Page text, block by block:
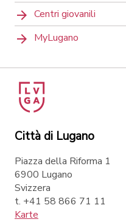
Centri giovanili
MyLugano
Città di Lugano
Piazza della Riforma 1
6900 Lugano
Svizzera
t. +41 58 866 71 11
Karte